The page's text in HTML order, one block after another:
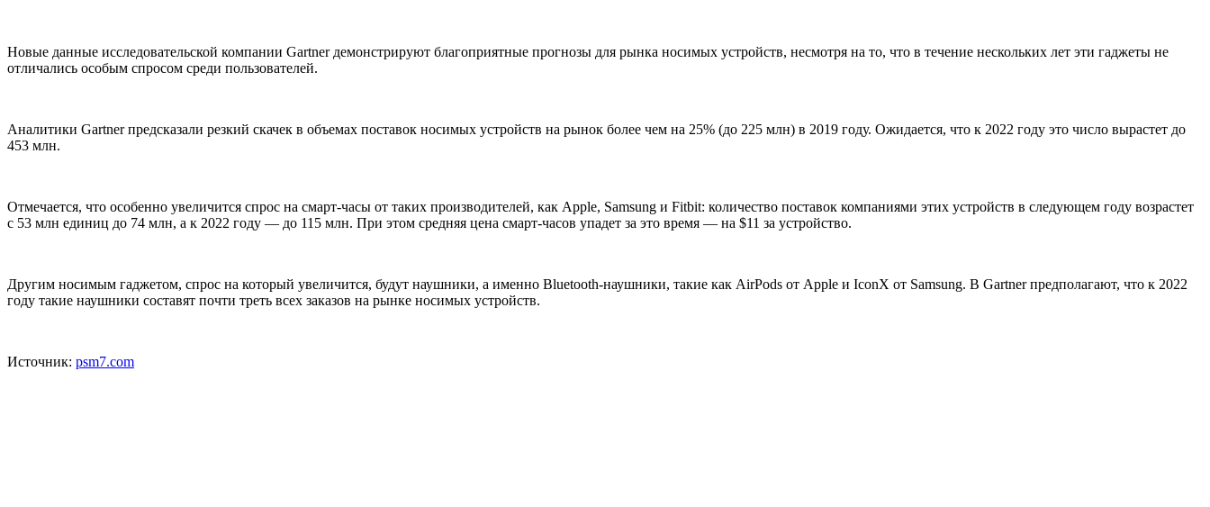
Новые данные исследовательской компании Gartner демонстрируют благоприятные прогнозы для рынка носимых устройств, несмотря на то, что в течение нескольких лет эти гаджеты не
отличались особым спросом среди пользователей.
Аналитики Gartner предсказали резкий скачек в объемах поставок носимых устройств на рынок более чем на 25% (до 225 млн) в 2019 году. Ожидается, что к 2022 году это число вырастет до
453 млн.
Отмечается, что особенно увеличится спрос на смарт-часы от таких производителей, как Apple, Samsung и Fitbit: количество поставок компаниями этих устройств в следующем году возрастет
с 53 млн единиц до 74 млн, а к 2022 году — до 115 млн. При этом средняя цена смарт-часов упадет за это время — на $11 за устройство.
Другим носимым гаджетом, спрос на который увеличится, будут наушники, а именно Bluetooth-наушники, такие как AirPods от Apple и IconX от Samsung. В Gartner предполагают, что к 2022
году такие наушники составят почти треть всех заказов на рынке носимых устройств.
Источник: psm7.com